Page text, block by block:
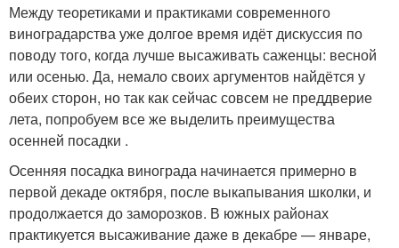
Между теоретиками и практиками современного
виноградарства уже долгое время идёт дискуссия по
поводу того, когда лучше высаживать саженцы: весной
или осенью. Да, немало своих аргументов найдётся у
обеих сторон, но так как сейчас совсем не преддверие
лета, попробуем все же выделить преимущества
осенней посадки .
Осенняя посадка винограда начинается примерно в
первой декаде октября, после выкапывания школки, и
продолжается до заморозков. В южных районах
практикуется высаживание даже в декабре — январе,